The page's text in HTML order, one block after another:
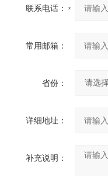
联系电话：
常用邮箱：
省份：
详细地址：
补充说明：